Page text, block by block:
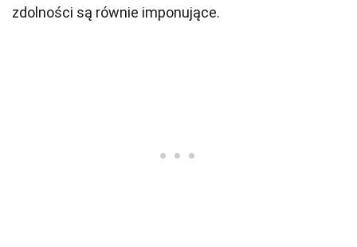
zdolności są równie imponujące.